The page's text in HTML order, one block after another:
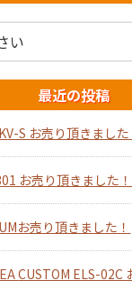
最近の投稿
S お売り頂きました
お売り頂きました！
お売り頂きました！
YAMAHA STAGEA CUSTOM